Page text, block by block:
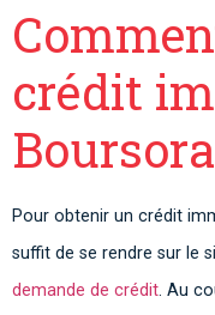
crédit
Pour obtenir un crédit
suffit de se rendre sur le
demande de crédit. Au